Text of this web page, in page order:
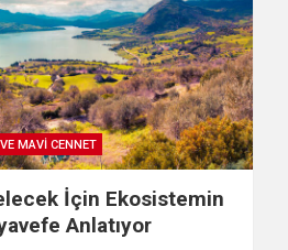
MAVİ CENNET
İçin Ekosistemin
Anlatıyor